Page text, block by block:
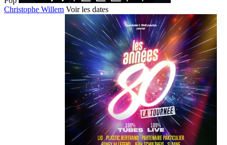
Christophe Willem Voir les dates